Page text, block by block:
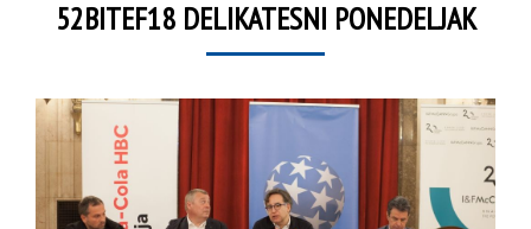
52BITEF18 DELIKATESNI PONEDELJAK